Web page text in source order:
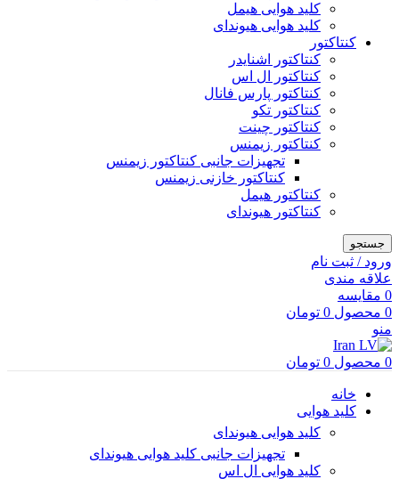
کلید هوایی هیمل
کلید هوایی هیوندای
کنتاکتور
کنتاکتور اشنایدر
کنتاکتور ال اس
کنتاکتور پارس فانال
کنتاکتور تکو
کنتاکتور چینت
کنتاکتور زیمنس
تجهیزات جانبی کنتاکتور زیمنس
کنتاکتور خازنی زیمنس
کنتاکتور هیمل
کنتاکتور هیوندای
جستجو
ورود / ثبت نام
علاقه مندی
0 مقایسه
0 محصول 0 تومان
منو
0 محصول 0 تومان
خانه
کلید هوایی
کلید هوایی هیوندای
تجهیزات جانبی کلید هوایی هیوندای
کلید هوایی ال اس